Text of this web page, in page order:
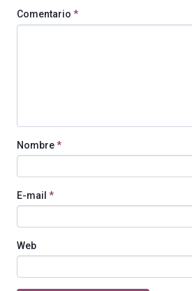
Comentario *
Nombre*
E-mail *
Web